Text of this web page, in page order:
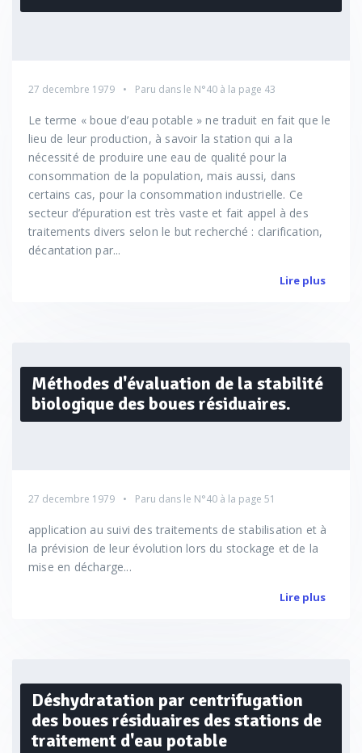
27 decembre 1979 Paru dans le N°40 à la page 43
Le terme « boue d’eau potable » ne traduit en fait que le
lieu de leur production, à savoir la station qui a la
nécessité de produire une eau de qualité pour la
consommation de la population, mais aussi, dans
certains cas, pour la consommation industrielle. Ce
secteur d’épuration est très vaste et fait appel à des
traitements divers selon le but recherché : clarification,
décantation par...
Lire plus
Méthodes d'évaluation de la stabilité
biologique des boues résiduaires.
27 decembre 1979 Paru dans le N°40 à la page 51
application au suivi des traitements de stabilisation et à
la prévision de leur évolution lors du stockage et de la
mise en décharge...
Lire plus
Déshydratation par centrifugation
des boues résiduaires des stations de
traitement d'eau potable